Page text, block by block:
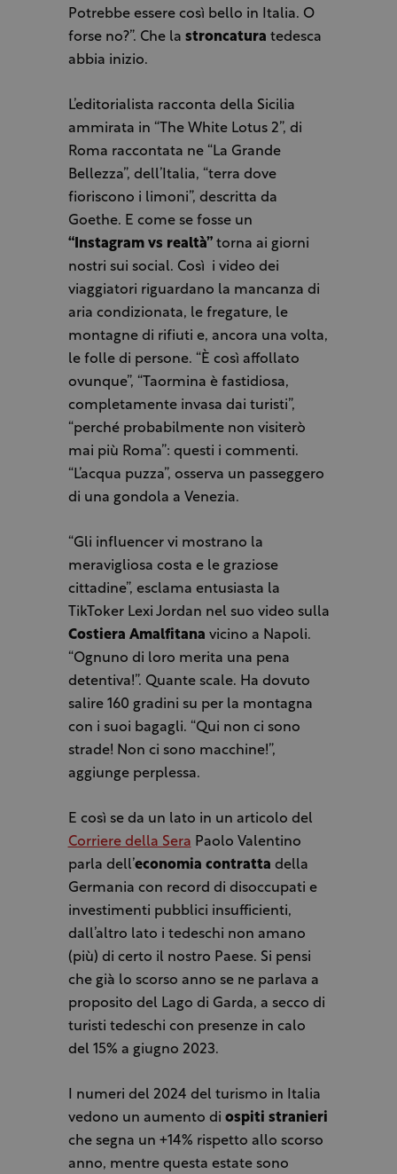
Potrebbe essere così bello in Italia. O
forse no?”. Che la stroncatura tedesca
abbia inizio.
L’editorialista racconta della Sicilia
ammirata in “The White Lotus 2”, di
Roma raccontata ne “La Grande
Bellezza”, dell’Italia, “terra dove
fioriscono i limoni”, descritta da
Goethe. E come se fosse un
“Instagram vs realtà”torna ai giorni
nostri sui social. Così
i video dei
viaggiatori riguardano la mancanza di
aria condizionata, le fregature, le
montagne di rifiuti e, ancora una volta,
le folle di persone. “È così affollato
ovunque”, “Taormina è fastidiosa,
completamente invasa dai turisti”,
“perché probabilmente non visiterò
mai più Roma”: questi i commenti.
“L’acqua puzza”, osserva un passeggero
di una gondola a Venezia.
“Gli influencer vi mostrano la
meravigliosa costa e le graziose
cittadine”, esclama entusiasta la
TikToker Lexi Jordan nel suo video sulla
Costiera Amalfitana vicino a Napoli.
“Ognuno di loro merita una pena
detentiva!”. Quante scale. Ha dovuto
salire 160 gradini su per la montagna
con i suoi bagagli. “Qui non ci sono
strade! Non ci sono macchine!”,
aggiunge perplessa.
E così se da un lato in un articolo del
Corriere della Sera Paolo Valentino
parla dell’economia contratta della
Germania con record di disoccupati e
investimenti pubblici insufficienti,
dall’altro lato i tedeschi non amano
(più) di certo il nostro Paese. Si pensi
che già lo scorso anno se ne parlava a
proposito del Lago di Garda, a secco di
turisti tedeschi con presenze in calo
del 15% a giugno 2023.
I numeri del 2024 del turismo in Italia
vedono un aumento di ospiti stranieri
che segna un +14% rispetto allo scorso
anno, mentre questa estate sono